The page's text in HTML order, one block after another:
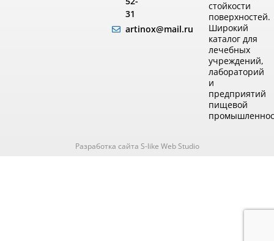
31
artinox@mail.ru
стойкости
поверхностей.
Широкий
каталог для
лечебных
учреждений,
лабораторий
и
предприятий
пищевой
Разработка сайта S-like Web Studio